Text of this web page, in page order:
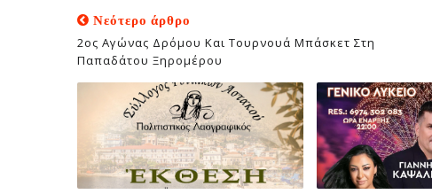
Νεότερο άρθρο
2ος Αγώνας Δρόμου Και Τουρνουά Μπάσκετ Στη
Παπαδάτου Ξηρομέρου